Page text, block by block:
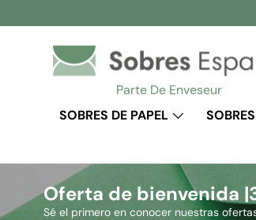
Ir al contenido
Parte De Enveseur
SOBRES DE PAPEL
Oferta de bienvenida |
Sé el primero en conocer nuestras